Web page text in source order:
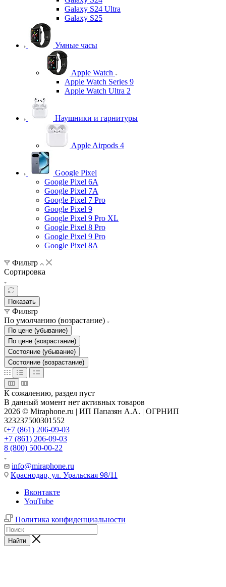
Galaxy S24 Ultra
Galaxy S25
Умные часы
Apple Watch
Apple Watch Series 9
Apple Watch Ultra 2
Наушники и гарнитуры
Apple Airpods 4
Google Pixel
Google Pixel 6A
Google Pixel 7А
Google Pixel 7 Pro
Google Pixel 9
Google Pixel 9 Pro XL
Google Pixel 8 Pro
Google Pixel 9 Pro
Google Pixel 8A
Фильтр
Сортировка
Показать
Фильтр
По умолчанию (возрастание)
По цене (убывание)
По цене (возрастание)
Состояние (убывание)
Состояние (возрастание)
К сожалению, раздел пуст
В данный момент нет активных товаров
2026 © Miraphone.ru | ИП Папазян А.А. | ОГРНИП
323237500301552
+7 (861) 206-09-03
+7 (861) 206-09-03
8 (800) 500-00-22
info@miraphone.ru
Краснодар, ул. Уральская 98/11
Вконтакте
YouTube
Политика конфиденциальности
Найти